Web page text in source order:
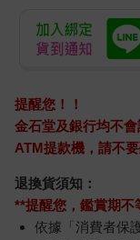
提醒您！！
金石堂及銀行均不
ATM提款機，請不
退換貨須知：
**提醒您，鑑賞期不
依據「消費者保